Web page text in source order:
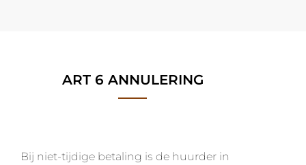
ART 6 ANNULERING
Bij niet-tijdige betaling is de huurder in